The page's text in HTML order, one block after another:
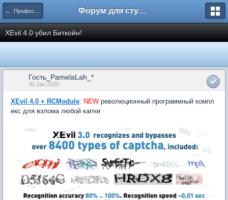
← Профессиональное общение Форум для студента СГА
XEvil 4.0 убил Биткойн!
Гость_PamelaLah_*
30 Jan 2020
XEvil 4.0 + RCModule: NEW революционный программный компл
екс для взлома любой капчи